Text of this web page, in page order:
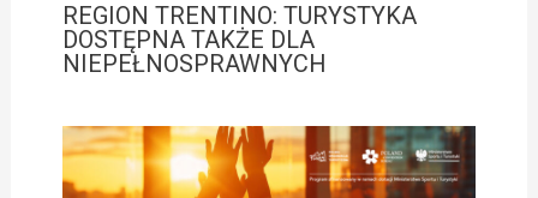
REGION TRENTINO: TURYSTYKA
DOSTĘPNA TAKŻE DLA
NIEPEŁNOSPRAWNYCH